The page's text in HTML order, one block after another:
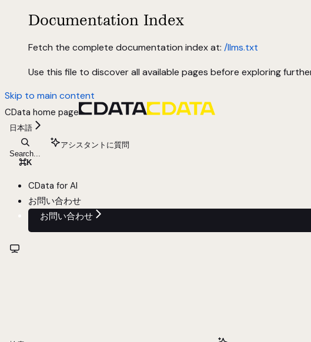
Documentation Index
Fetch the complete documentation index at: /llms.txt
Use this file to discover all available pages before exploring
Skip to main content
CData home page
日本語
Search...
⌘K
アシスタントに質問
CData for AI
お問い合わせ
お問い合わせ